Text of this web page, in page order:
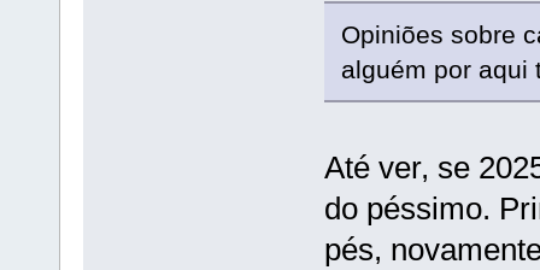
Opiniões sobre
alguém por aqui
Até ver, se
do péssimo.
pés,